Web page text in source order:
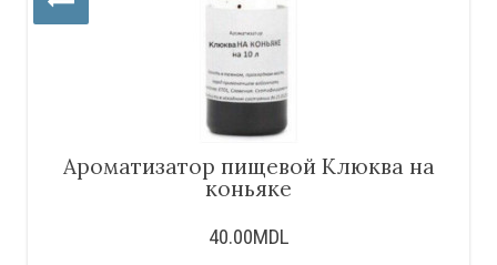
Ароматизатор пищевой Клюква на
коньяке
40.00MDL